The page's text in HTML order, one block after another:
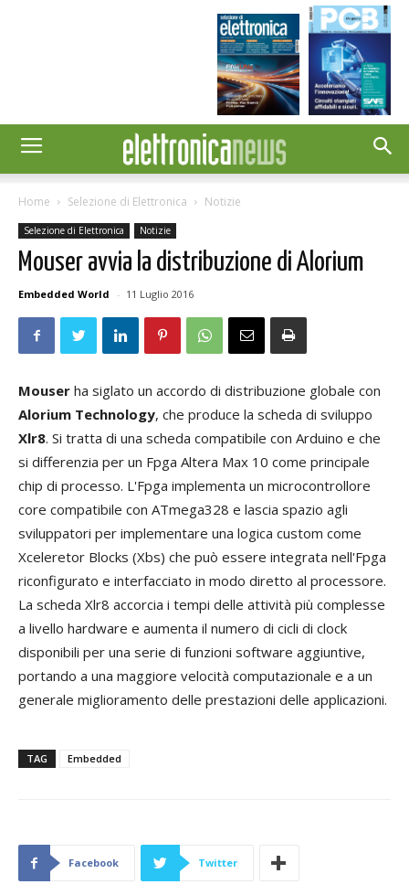
Home Selezione di Elettronica Notizie
Selezione di Elettronica Notizie
Mouser avvia la distribuzione di Alorium
Embedded World - 11 Luglio 2016
Mouser ha siglato un accordo di distribuzione globale con
Alorium Technology, che produce la scheda di sviluppo
Xlr8. Si tratta di una scheda compatibile con Arduino e che
si differenzia per un Fpga Altera Max 10 come principale
chip di processo. L'Fpga implementa un microcontrollore
core compatibile con ATmega328 e lascia spazio agli
sviluppatori per implementare una logica custom come
Xceleretor Blocks (Xbs) che può essere integrata nell'Fpga
riconfigurato e interfacciato in modo diretto al processore.
La scheda Xlr8 accorcia i tempi delle attività più complesse
a livello hardware e aumenta il numero di cicli di clock
disponibili per una serie di funzioni software aggiuntive,
portando a una maggiore velocità computazionale e a un
generale miglioramento delle prestazioni delle applicazioni.
TAG Embedded
Facebook Twitter